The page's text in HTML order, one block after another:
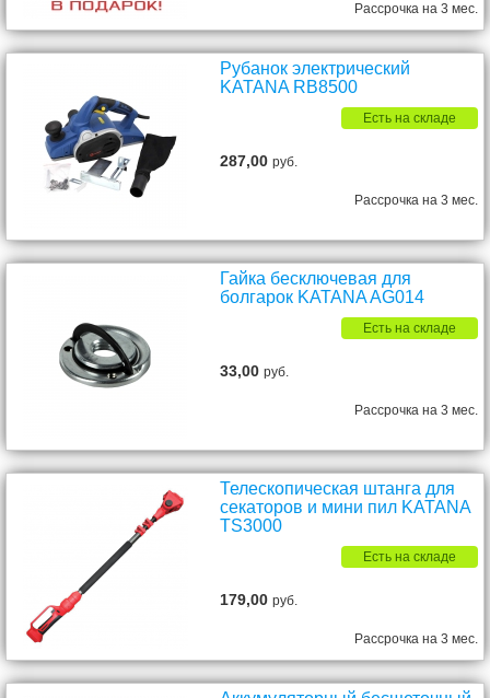
Рассрочка на 3 мес.
Рубанок электрический
KATANA RB8500
Есть на складе
287,00руб.
Рассрочка на 3 мес.
Гайка бесключевая для
болгарок KATANA AG014
Есть на складе
33,00руб.
Рассрочка на 3 мес.
Телескопическая штанга для
секаторов и мини пил KATANA
TS3000
Есть на складе
179,00руб.
Рассрочка на 3 мес.